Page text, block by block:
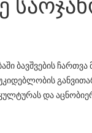
ბავშვების
და